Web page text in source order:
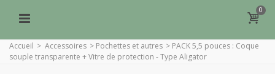
0
Accueil > Accessoires > Pochettes et autres > PACK 5,5 pouces : Coque
souple transparente + Vitre de protection - Type Aligator